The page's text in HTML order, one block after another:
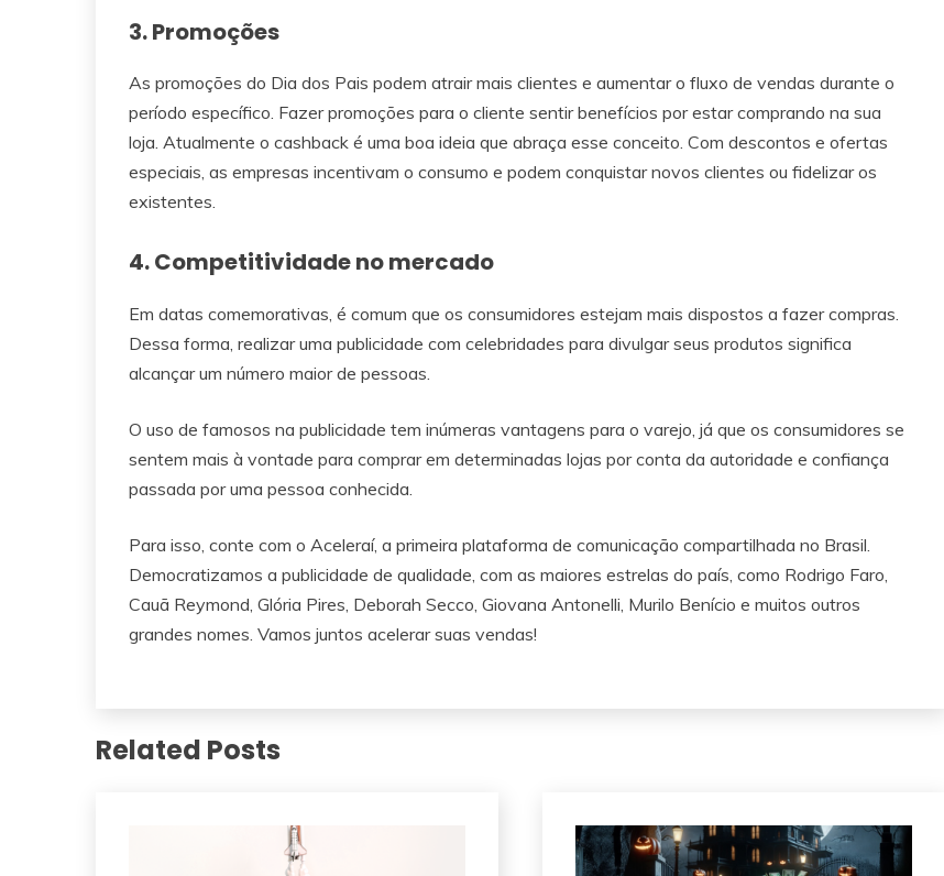
3. Promoções
As promoções do Dia dos Pais podem atrair mais clientes e aumentar o fluxo de vendas durante o
período específico. Fazer promoções para o cliente sentir benefícios por estar comprando na sua
loja. Atualmente o cashback é uma boa ideia que abraça esse conceito. Com descontos e ofertas
especiais, as empresas incentivam o consumo e podem conquistar novos clientes ou fidelizar os
existentes.
4. Competitividade no mercado
Em datas comemorativas, é comum que os consumidores estejam mais dispostos a fazer compras.
Dessa forma, realizar uma publicidade com celebridades para divulgar seus produtos significa
alcançar um número maior de pessoas.
O uso de famosos na publicidade tem inúmeras vantagens para o varejo, já que os consumidores se
sentem mais à vontade para comprar em determinadas lojas por conta da autoridade e confiança
passada por uma pessoa conhecida.
Para isso, conte com o Aceleraí, a primeira plataforma de comunicação compartilhada no Brasil.
Democratizamos a publicidade de qualidade, com as maiores estrelas do país, como Rodrigo Faro,
Cauã Reymond, Glória Pires, Deborah Secco, Giovana Antonelli, Murilo Benício e muitos outros
grandes nomes. Vamos juntos acelerar suas vendas!
Related Posts